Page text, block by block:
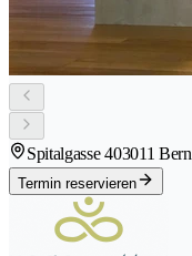
Spitalgasse 403011 Bern
Termin reservieren